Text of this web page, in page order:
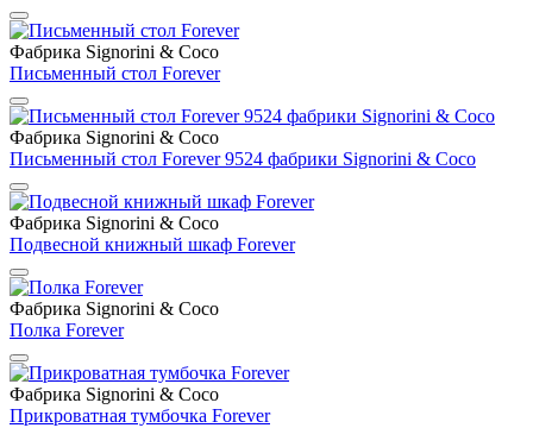
Фабрика Signorini & Coco
Письменный стол Forever
Фабрика Signorini & Coco
Письменный стол Forever 9524 фабрики Signorini & Coco
Фабрика Signorini & Coco
Подвесной книжный шкаф Forever
Фабрика Signorini & Coco
Полка Forever
Фабрика Signorini & Coco
Прикроватная тумбочка Forever